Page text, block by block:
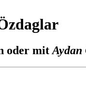
oder mit Aydan